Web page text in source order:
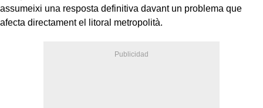
assumeixi una resposta definitiva davant un problema que
afecta directament el litoral metropolità.